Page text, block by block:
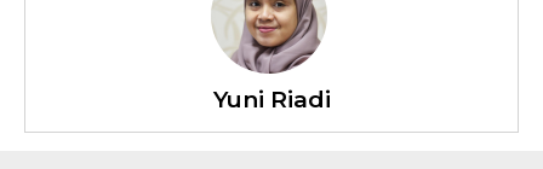
Yuni Riadi